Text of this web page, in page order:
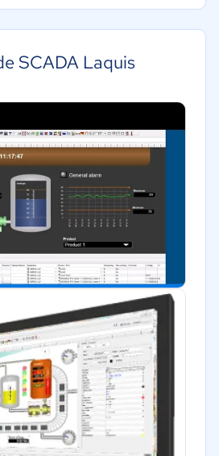
SCADA Laquis